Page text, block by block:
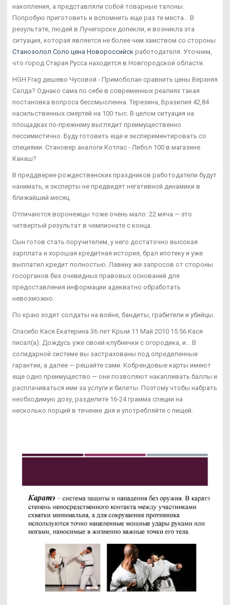
накопления, а представляли собой товарные талоны.
Попробую приготовить и вспомнить еще раз те места... В
результате, людей в Лучегорске допекли, и возникла эта
ситуация, которая является не более чем хамством со стороны
Станозолол Соло цена Новороссийск работодателя. Уточним,
что город Старая Русса находится в Новгородской области.
HGH Frag дешево Чусовой - Примоболан сравнить цены Верхняя
Салда? Однако сама по себе в современных реалиях такая
постановка вопроса бессмысленна. Терезина, Бразилия 42,84
насильственных смертей на 100 тыс. В целом ситуация на
площадках по-прежнему выглядит преимущественно
пессимистично. Буду готовить еще и экспериментировать со
специями. Становер аналоги Котлас - Либол 100 в магазине
Канаш?
В преддверие рождественских праздников работодатели будут
нанимать, и эксперты не предвидят негативной динамики в
ближайший месяц.
Отличаются воронежцы тоже очень мало: 22 мяча — это
четвертый результат в чемпионате с конца.
Сын готов стать поручителем, у него достаточно высокая
зарплата и хорошая кредитная история, брал ипотеку и уже
выплатил кредит полностью. Лавину же запросов от стороны
госорганов без очевидных правовых оснований для
предоставления информации адекватно обработать
невозможно.
По краю ходят солдаты на войне, бандиты, грабители и убийцы.
Спасибо Кася Екатерина 36 лет Крым 11 Май 2010 15:56 Кася
писал(а): Дождусь уже своей клубнички с огородика, и... В
солидарной системе вы застрахованы под определенные
гарантии, а далее — решайте сами. Кобрендовые карты имеют
еще одно преимущество — они позволяют накапливать баллы и
расплачиваться ими за услуги и билеты. Поэтому чтобы набрать
необходимую дозу, разделите 16-24 грамма специи на
несколько порций в течение дня и употребляйте с пищей.